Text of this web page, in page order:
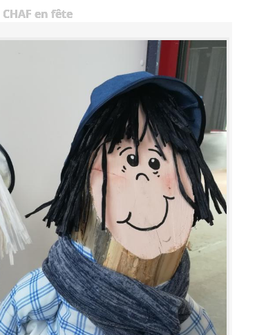
CHAF en fête